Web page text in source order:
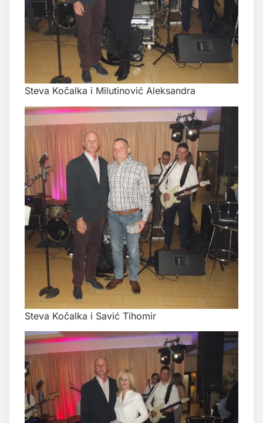
Steva Kočalka i Milutinović Aleksandra
Steva Kočalka i Savić Tihomir